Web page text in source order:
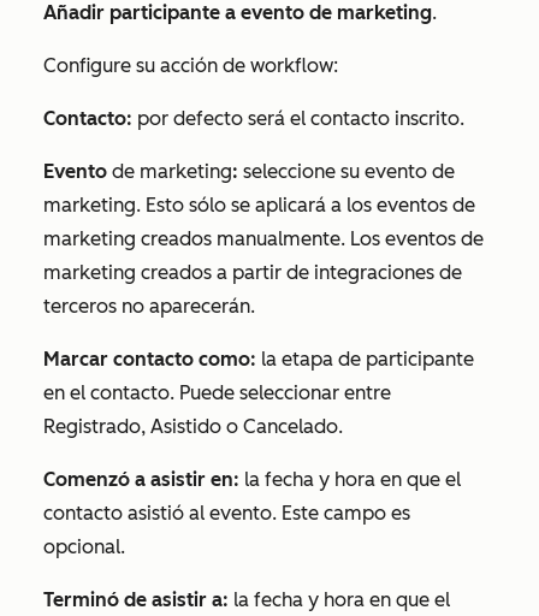
Añadir participante a evento de marketing.
Configure su acción de workflow:
Contacto: por defecto será el contacto inscrito.
Evento de marketing: seleccione su evento de
marketing. Esto sólo se aplicará a los eventos de
marketing creados manualmente. Los eventos de
marketing creados a partir de integraciones de
terceros no aparecerán.
Marcar contacto como: la etapa de participante
en el contacto. Puede seleccionar entre
Registrado, Asistido o Cancelado.
Comenzó a asistir en: la fecha y hora en que el
contacto asistió al evento. Este campo es
opcional.
Terminó de asistir a: la fecha y hora en que el